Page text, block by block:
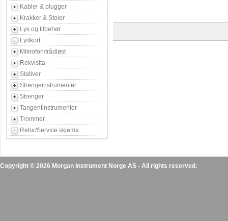
Kabler & plugger
Krakker & Stoler
Lys og tilbehør
Lydkort
Mikrofon/trådløst
Rekvisita
Stativer
Strengeinstrumenter
Strenger
Tangentinstrumenter
Trommer
Retur/Service skjema
Copyright © 2026 Morgan Instrument Norge AS - All rights reserved.